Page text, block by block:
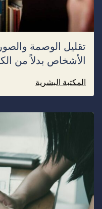
تقليل الوصمة
الأشخاص بدلاً من
المكتبة البشرية